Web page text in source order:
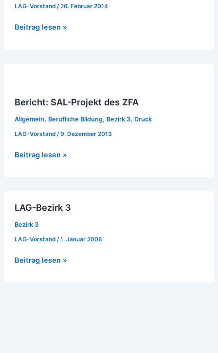
LAG-Vorstand /26. Februar 2014
Beitrag lesen »
Bericht: SAL-Projekt des ZFA
Allgemein, Berufliche Bildung, Bezirk 3, Druck
LAG-Vorstand /9. Dezember 2013
des
ZFA
Beitrag lesen »
LAG-Bezirk 3
Bezirk 3
LAG-Vorstand /1. Januar 2008
Bezirk
3
Beitrag lesen »